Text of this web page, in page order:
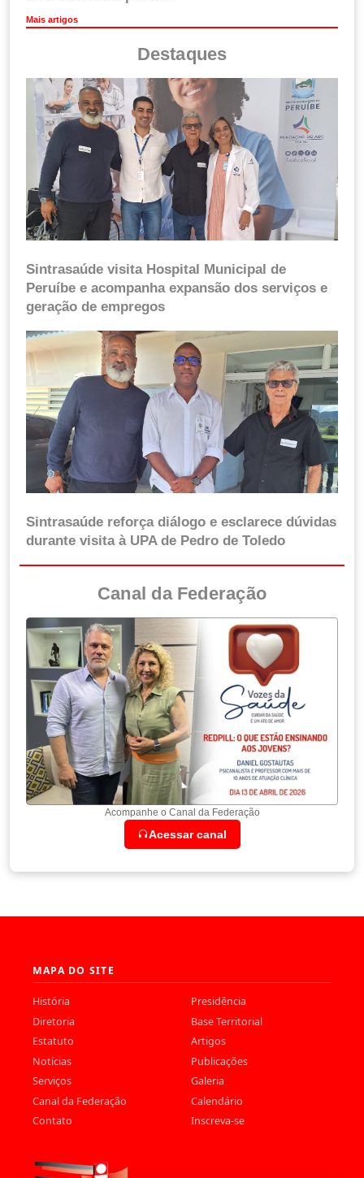
Mais artigos
Destaques
Sintrasaúde visita Hospital Municipal de
Peruíbe e acompanha expansão dos serviços e
geração de empregos
Sintrasaúde reforça diálogo e esclarece dúvidas
durante visita à UPA de Pedro de Toledo
Canal da Federação
Acompanhe o Canal da Federação
Acessar canal
MAPA DO SITE
História
Presidência
Diretoria
Base Territorial
Estatuto
Artigos
Notícias
Publicações
Serviços
Galeria
Canal da Federação
Calendário
Contato
Inscreva-se